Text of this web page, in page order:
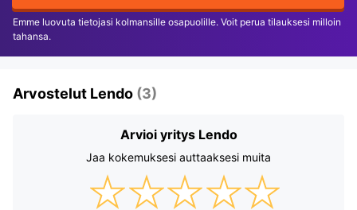
Emme luovuta tietojasi kolmansille osapuolille. Voit perua tilauksesi milloin
tahansa.
Arvostelut Lendo (3)
Arvioi yritys Lendo
Jaa kokemuksesi auttaaksesi muita